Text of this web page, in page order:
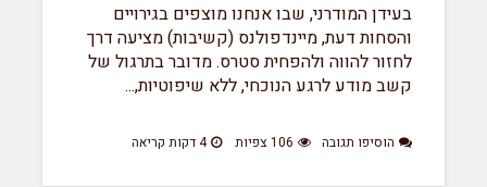
בעידן המודרני, שבו אנחנו מוצפים בגירויים
והסחות דעת, מיינדפולנס (קשיבות) מציעה דרך
לחזור להווה ולהפחית סטרס. מדובר בתרגול של
קשב מודע לרגע הנוכחי, ללא שיפוטיות,...
הוסיפו תגובה 106 צפיות 4 דקות קריאה